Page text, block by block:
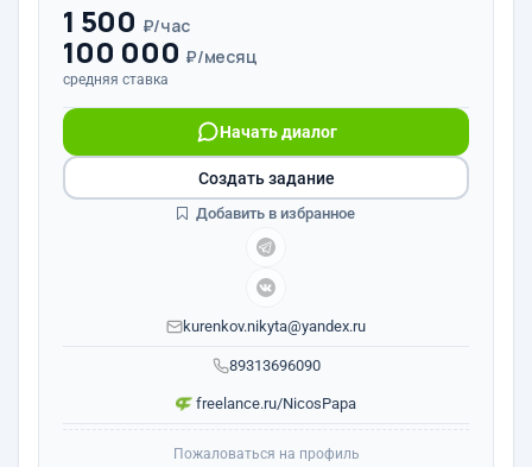
1 500 ₽/час
100 000 ₽/месяц
средняя ставка
89313696090
Начать диалог
kurenkov.nikyta@yandex.ru
freelance.ru/NicosPapa
Создать задание
Добавить в избранное
Пожаловаться на профиль